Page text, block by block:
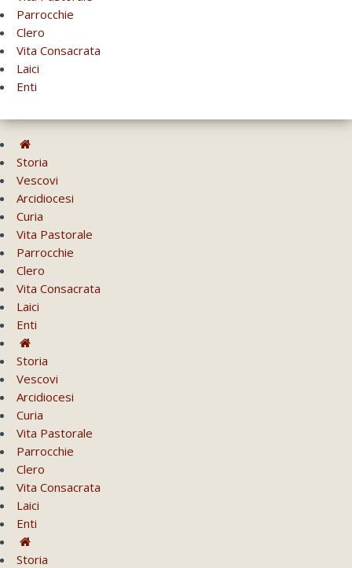
Parrocchie
Clero
Vita Consacrata
Laici
Enti
Storia
Vescovi
Arcidiocesi
Curia
Vita Pastorale
Parrocchie
Clero
Vita Consacrata
Laici
Enti
Storia
Vescovi
Arcidiocesi
Curia
Vita Pastorale
Parrocchie
Clero
Vita Consacrata
Laici
Enti
Storia